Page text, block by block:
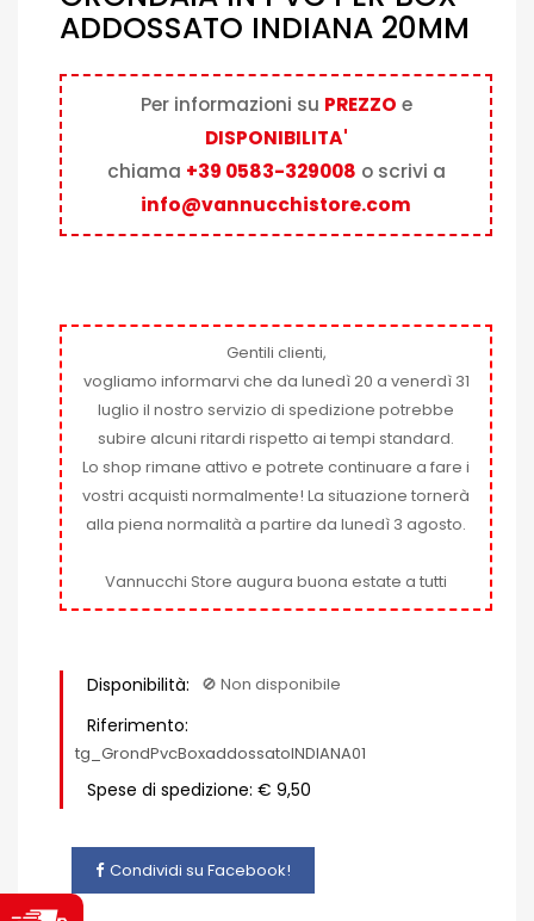
ADDOSSATO INDIANA 20MM
Per informazioni su PREZZO e
DISPONIBILITA'
chiama +39 0583-329008 o scrivi a
info@vannucchistore.com
Gentili clienti,
vogliamo informarvi che da lunedì 20 a venerdì 31
luglio il nostro servizio di spedizione potrebbe
subire alcuni ritardi rispetto ai tempi standard.
Lo shop rimane attivo e potrete continuare a fare i
vostri acquisti normalmente! La situazione tornerà
alla piena normalità a partire da lunedì 3 agosto.
Vannucchi Store augura buona estate a tutti
Disponibilità: 🚫​ Non disponibile
Riferimento:
tg_GrondPvcBoxaddossatoINDIANA01
Spese di spedizione: € 9,50
Condividi su Facebook!